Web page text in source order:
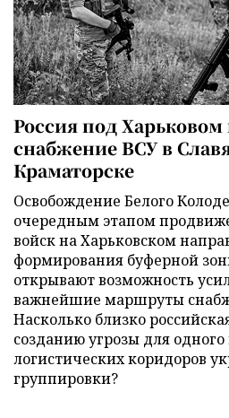
Россия под Харьковом
снабжение ВСУ в
Краматорске
Освобождение Белого
очередным этапом
войск на Харьковском
формирования буферной
открывают возможность
важнейшие маршруты
Насколько близко
созданию угрозы для
логистических коридоров
группировки?